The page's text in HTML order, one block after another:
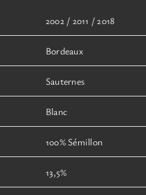
produit2002 / 2011 / 2018
Bordeaux
Sauternes
Blanc
100% Sémillon
13,5%